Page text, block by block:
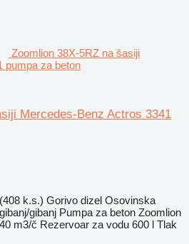
Zoomlion 38X-5RZ na šasiji
pumpa za beton
Mercedes-Benz Actros 3341
k.s.) Gorivo dizel Osovinska
gibanj/gibanj Pumpa za beton Zoomlion
m3/č Rezervoar za vodu 600 l Tlak